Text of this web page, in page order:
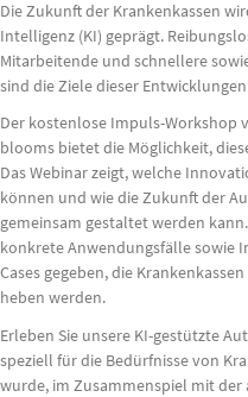
Die Zukunft der Krankenkassen
Intelligenz (KI) geprägt.
Mitarbeitende und schnellere
sind die Ziele dieser
Der kostenlose Impuls-Workshop
blooms bietet die Möglichkeit,
Das Webinar zeigt, welche
können und wie die Zukunft der
gemeinsam gestaltet werden
konkrete Anwendungsfälle sowie
Cases gegeben, die
heben werden.
Erleben Sie unsere KI-gestützte
speziell für die Bedürfnisse von
wurde, im Zusammenspiel mit der